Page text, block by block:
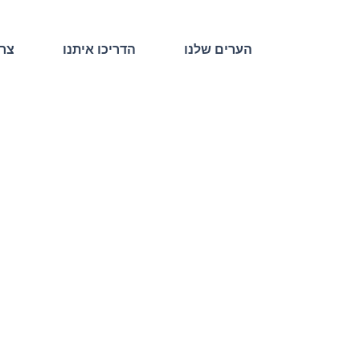
הערים שלנו הדריכו איתנו